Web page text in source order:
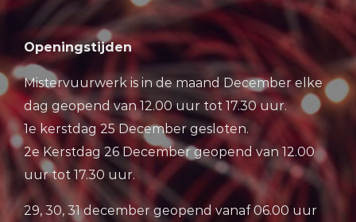
Openingstijden
Mistervuurwerk is in de maand December elke
dag geopend van 12.00 uur tot 17.30 uur.
1e kerstdag 25 December gesloten.
2e Kerstdag 26 December geopend van 12.00
uur tot 17.30 uur.
29, 30, 31 december geopend vanaf 06.00 uur